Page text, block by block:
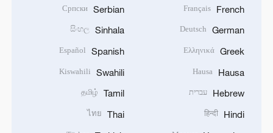
French
Français
German
Deutsch
Greek
Ελληνικά
Hausa
Hausa
Hebrew עברית
Hindi
हिन्दी
Serbian
Српски
Sinhala
සිංහල
Spanish
Español
Swahili
Kiswahili
Tamil
தமிழ்
Thai
ไทย